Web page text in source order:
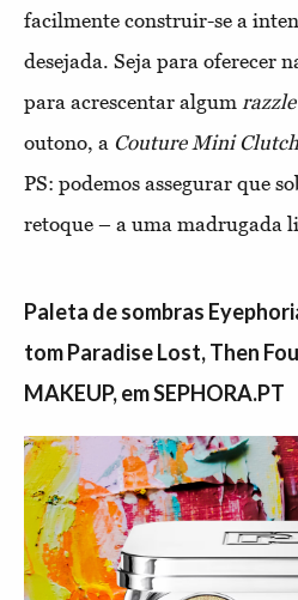
facilmente construir-se a
desejada. Seja para oferecer
para acrescentar algum
outono, a Couture Mini Clutch
PS: podemos assegurar que
retoque – a uma madrugada
Paleta de sombras
tom Paradise Lost, Then
MAKEUP, em SEPHORA.PT